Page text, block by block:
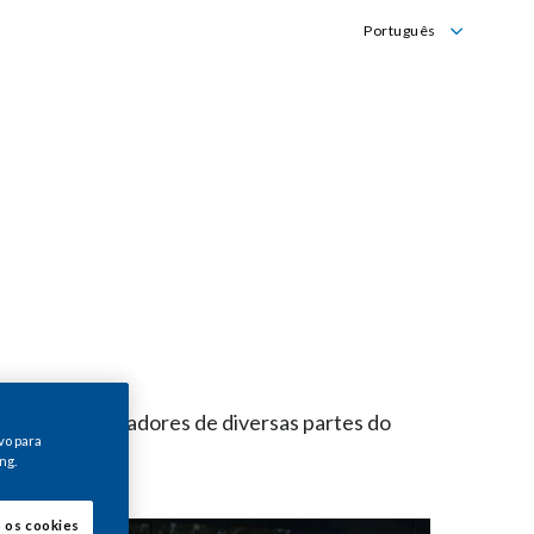
Português
colaboradores de diversas partes do
para
cookies